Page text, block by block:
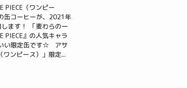
PIECE（ワンピー
缶コーヒーが、2021年
ます！ 「麦わらの一
PIECE』の人気キャラ
い限定缶です☆ アサ
ワンピース）」限定...